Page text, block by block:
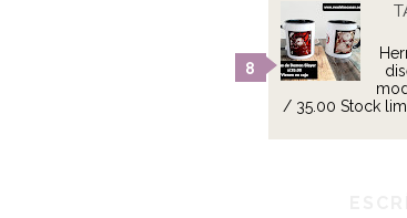
/ 35.00 Stock